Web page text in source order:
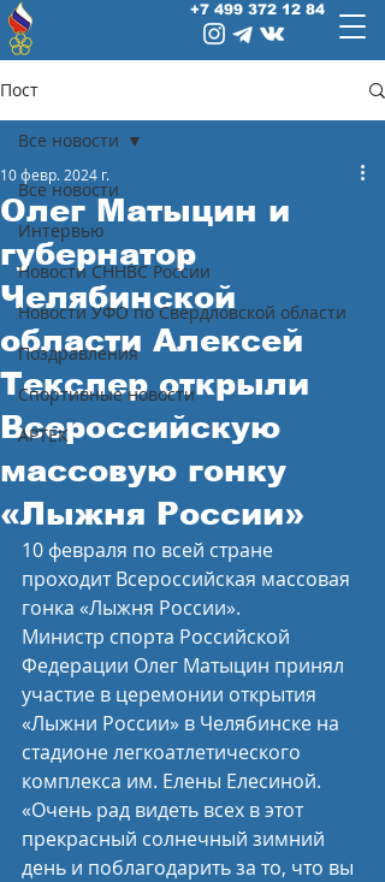
+7 499 372 12 84
Пост
Все новости
Интервью
Новости СННВС России
Новости УФО по Свердловской области
Поздравления
Спортивные новости
АРТЕК
Все новости
Олег Матыцин и
губернатор
Челябинской
области Алексей
Текслер открыли
Всероссийскую
массовую гонку
«Лыжня России»
10 февр. 2024 г.
10 февраля по всей стране
проходит Всероссийская массовая
гонка «Лыжня России».
Министр спорта Российской
Федерации Олег Матыцин принял
участие в церемонии открытия
«Лыжни России» в Челябинске на
стадионе легкоатлетического
комплекса им. Елены Елесиной.
«Очень рад видеть всех в этот
прекрасный солнечный зимний
день и поблагодарить за то, что вы